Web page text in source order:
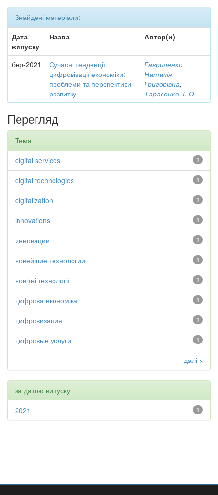
Знайдені матеріали:
Дата
випуску
Назва Автор(и)
бер-2021
Сучасні тенденції
цифровізації економіки:
проблеми та перспективи
розвитку
Гавриленко,
Наталія
Григорівна;
Тарасенко, І. О.
Перегляд
Тема
1
digital services
1
digital technologies
1
digitalization
1
innovations
1
инновации
1
новейшие технологии
1
новітні технології
1
цифрова економіка
1
цифровизация
1
цифровые услуги
далі >
за датою випуску
1
2021